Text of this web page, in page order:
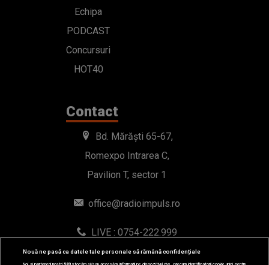
Echipa
PODCAST
Concursuri
HOT40
Contact
Bd. Mărăști 65-67,
Romexpo Intrarea C,
Pavilion T, sector 1
office@radioimpuls.ro
LIVE : 0754-222.999
WhatsApp: 0754-222.999
Nouă ne pasă ca datele tale personale să rămână confidențiale
Noi și partenerii noștri589stocăm și/sau accesăm informații pe dispozitivul dvs., precum identificatorii cookie unici pentru